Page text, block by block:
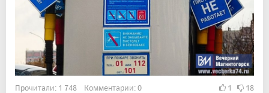
Прочитали: 1 748 Комментарии: 0 1 18